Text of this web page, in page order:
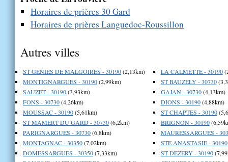
Horaires de prières 30 Gard
Horaires de prières Languedoc-Roussillon
Autres villes
ST GENIES DE MALGOIRES - 30190(2,13km)
MONTIGNARGUES - 30190(2,99km)
SAUZET - 30190(3,93km)
FONS - 30730(4,26km)
MOUSSAC - 30190(5,61km)
ST MAMERT DU GARD - 30730(6,2km)
PARIGNARGUES - 30730(6,8km)
MONTAGNAC - 30350(7,02km)
DOMESSARGUES - 30350(7,33km)
LA CALMETTE - 30190
ST BAUZELY - 30730
GAJAN - 30730(4,13km)
DIONS - 30190(4,88km)
ST CHAPTES - 30190
BRIGNON - 30190
MAURESSARGUES -
STE ANASTASIE - 30190
ST DEZERY - 30190